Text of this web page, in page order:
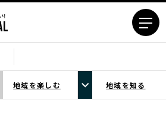
す
青森エリア
地域を楽しむ 地域を知る